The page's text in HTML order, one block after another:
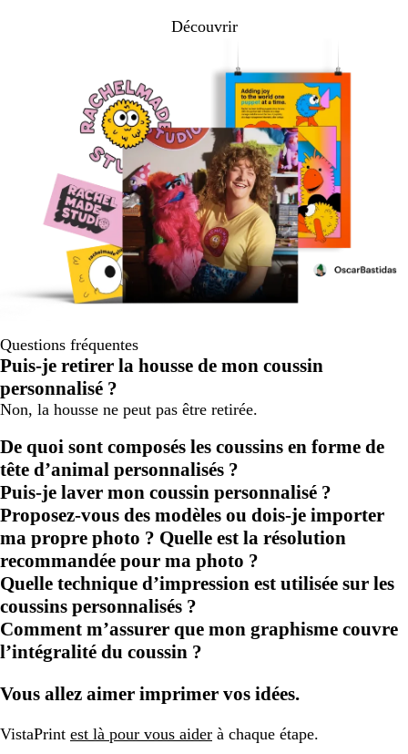
Découvrir
Questions fréquentes
Puis-je retirer la housse de mon coussin
personnalisé ?
Non, la housse ne peut pas être retirée.
De quoi sont composés les coussins en forme de
tête d’animal personnalisés ?
Puis-je laver mon coussin personnalisé ?
Proposez-vous des modèles ou dois-je importer
ma propre photo ? Quelle est la résolution
recommandée pour ma photo ?
Quelle technique d’impression est utilisée sur les
coussins personnalisés ?
Comment m’assurer que mon graphisme couvre
l’intégralité du coussin ?
Vous allez aimer imprimer vos idées.
VistaPrint est là pour vous aider à chaque étape.